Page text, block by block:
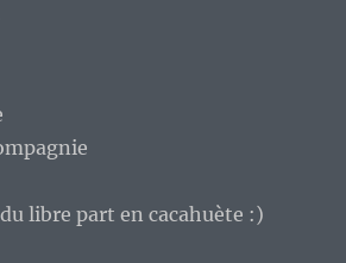
libre part en cacahuète :)